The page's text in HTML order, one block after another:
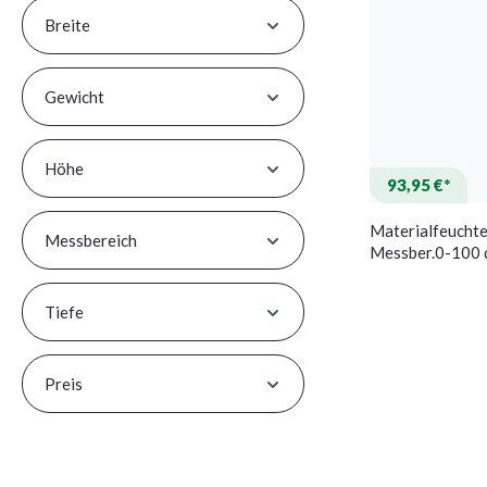
Breite
Gewicht
Höhe
Messbereich
Tiefe
Preis
93,95 €*
Messber.0-100